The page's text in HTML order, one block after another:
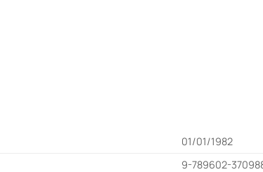
01/01/1982
9-789602-